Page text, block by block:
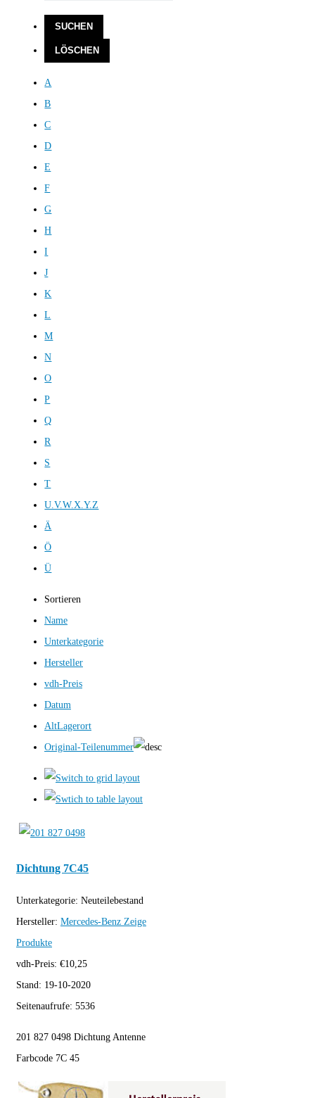
A
B
C
D
E
F
G
H
I
J
K
L
M
N
O
P
Q
R
S
T
U.V.W.X.Y.Z
Ä
Ö
Ü
Sortieren
Name
Unterkategorie
Hersteller
vdh-Preis
Datum
AltLagerort
Original-Teilenummer
Dichtung 7C45
Unterkategorie: Neuteilebestand
Hersteller: Mercedes-Benz Zeige
Produkte
vdh-Preis: €10,25
Stand: 19-10-2020
Seitenaufrufe: 5536
201 827 0498 Dichtung Antenne
Farbcode 7C 45